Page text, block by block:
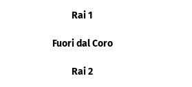
Rai 1
Fuori dal Coro
Rai 2